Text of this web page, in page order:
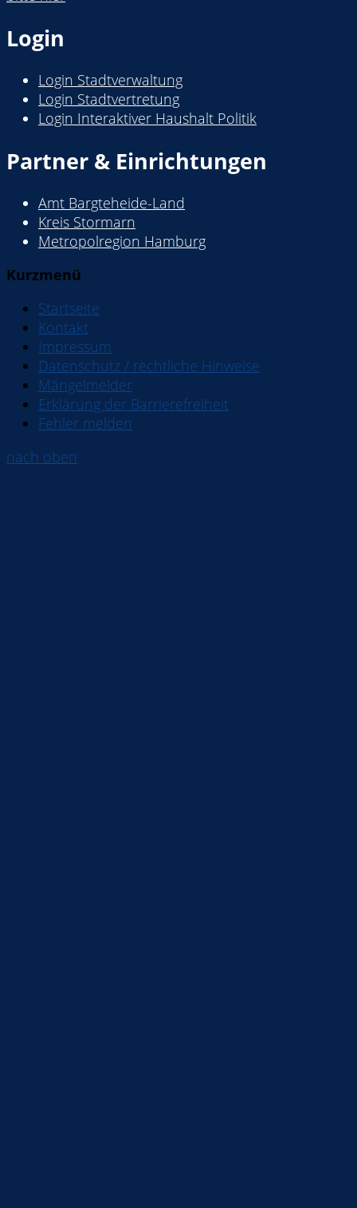
Login
Login Stadtverwaltung
Login Stadtvertretung
Login Interaktiver Haushalt Politik
Partner & Einrichtungen
Amt Bargteheide-Land
Kreis Stormarn
Metropolregion Hamburg
Kurzmenü
Startseite
Kontakt
Impressum
Datenschutz / rechtliche Hinweise
Mängelmelder
Erklärung der Barrierefreiheit
Fehler melden
nach oben